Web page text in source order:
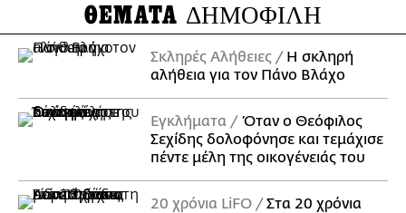
ΘΕΜΑΤΑ ΔΗΜΟΦΙΛΗ
Σκληρές Αλήθειες
H σκληρή
αλήθεια για τον Πάνο Βλάχο
Εγκλήματα
Όταν ο Θεόφιλος
Σεχίδης δολοφόνησε και τεμάχισε
πέντε μέλη της οικογένειάς του
20 χρόνια LiFO
Στα 20 χρόνια